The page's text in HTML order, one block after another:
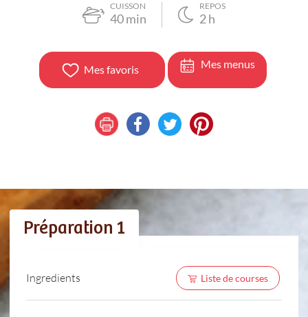
CUISSON
40min
REPOS
2h
Mes favoris Mes menus
Préparation 1
Ingredients Liste de courses